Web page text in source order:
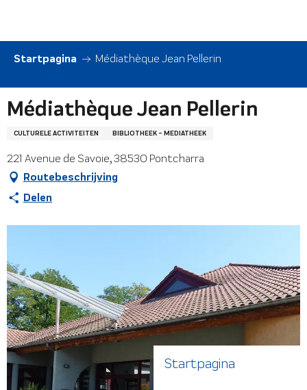
contenu
principal
Startpagina
Startpagina Médiathèque Jean Pellerin
Médiathèque Jean Pellerin
CULTURELE ACTIVITEITEN BIBLIOTHEEK - MEDIATHEEK
221 Avenue de Savoie, 38530 Pontcharra
Routebeschrijving
Delen